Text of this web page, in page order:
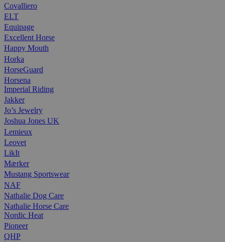
Covalliero
ELT
Equipage
Excellent Horse
Happy Mouth
Horka
HorseGuard
Horsena
Imperial Riding
Jakker
Jo’s Jewelry
Joshua Jones UK
Lemieux
Leovet
LikIt
Mærker
Mustang Sportswear
NAF
Nathalie Dog Care
Nathalie Horse Care
Nordic Heat
Pioneer
QHP